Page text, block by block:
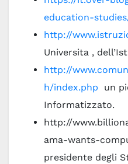
education-
http://
Universita ,
http://
h/index.php
un
Informatizzato.
http://
ama-wants-
presidente degli